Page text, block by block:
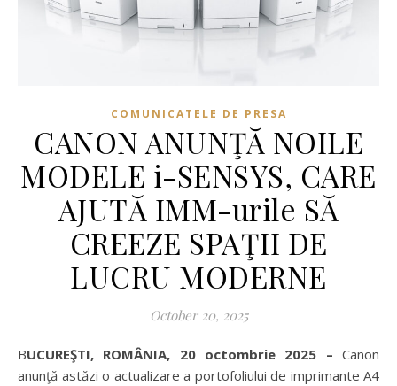
COMUNICATELE DE PRESA
CANON ANUNŢĂ NOILE
MODELE i-SENSYS, CARE
AJUTĂ IMM-urile SĂ
CREEZE SPAŢII DE
LUCRU MODERNE
October 20, 2025
BUCUREŞTI, ROMÂNIA, 20 octombrie 2025 – Canon
anunţă astăzi o actualizare a portofoliului de imprimante A4